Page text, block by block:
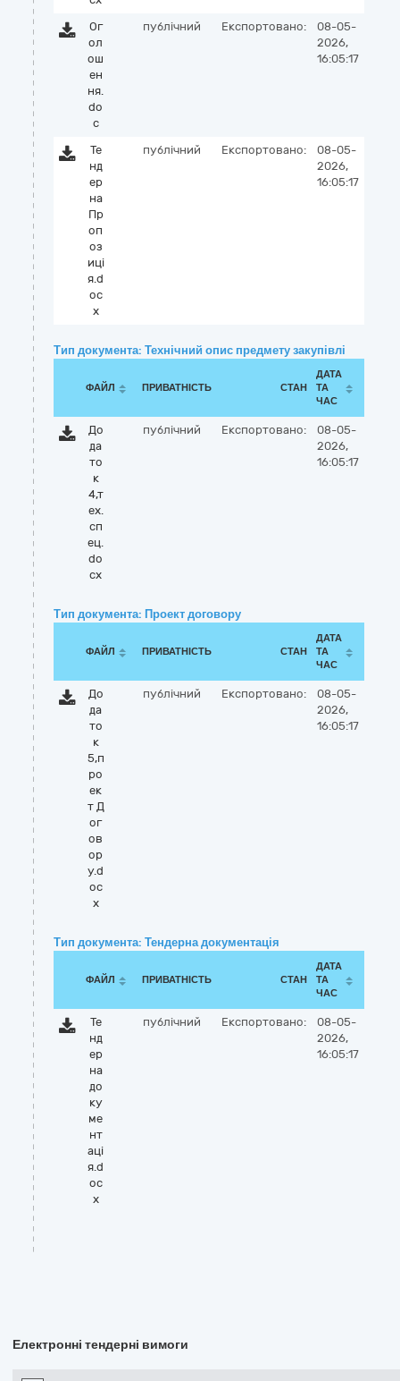
Ог
ол
ош
ен
ня.
do
c
публічний Експортовано:
08-05-
2026,
16:05:17
Те
нд
ер
на
Пр
оп
оз
иці
я.d
oc
x
публічний Експортовано:
08-05-
2026,
16:05:17
Тип документа: Технічний опис предмету закупівлі
ФАЙЛ ПРИВАТНІСТЬ СТАН
ДАТА
ТА
ЧАС
До
да
то
к
4,т
ех.
сп
ец.
do
cx
публічний Експортовано:
08-05-
2026,
16:05:17
Тип документа: Проект договору
ФАЙЛ ПРИВАТНІСТЬ СТАН
ДАТА
ТА
ЧАС
До
да
то
к
5,п
ро
ек
т Д
ог
ов
ор
у.d
oc
x
публічний Експортовано:
08-05-
2026,
16:05:17
Тип документа: Тендерна документація
ФАЙЛ ПРИВАТНІСТЬ СТАН
ДАТА
ТА
ЧАС
Те
нд
ер
на
до
ку
ме
нт
аці
я.d
oc
x
публічний Експортовано:
08-05-
2026,
16:05:17
Електронні тендерні вимоги